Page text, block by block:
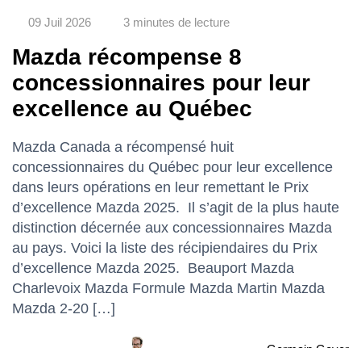
09 Juil 2026 3 minutes de lecture
Mazda récompense 8
concessionnaires pour leur
excellence au Québec
Mazda Canada a récompensé huit
concessionnaires du Québec pour leur excellence
dans leurs opérations en leur remettant le Prix
d’excellence Mazda 2025. Il s’agit de la plus haute
distinction décernée aux concessionnaires Mazda
au pays. Voici la liste des récipiendaires du Prix
d’excellence Mazda 2025. Beauport Mazda
Charlevoix Mazda Formule Mazda Martin Mazda
Mazda 2-20 […]